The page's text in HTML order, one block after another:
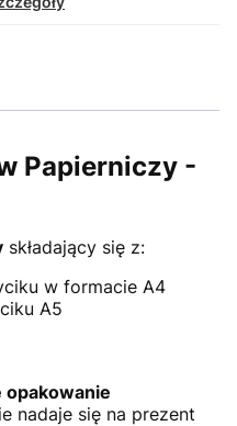
Papierniczy -
składający się z:
w formacie A4
A5
opakowanie
nadaje się na prezent